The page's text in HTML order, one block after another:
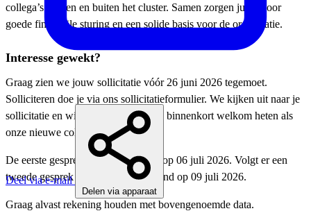
collega’s binnen en buiten het cluster. Samen zorgen jullie voor
goede financiële sturing en een solide basis voor de organisatie.
Interesse gewekt?
Graag zien we jouw sollicitatie vóór 26 juni 2026 tegemoet.
Solliciteren doe je via ons sollicitatieformulier. We kijken uit naar je
sollicitatie en wie weet mogen we je binnenkort welkom heten als
onze nieuwe collega.
De eerste gesprekken vinden plaats op 06 juli 2026. Volgt er een
tweede gesprek dan wordt dat gepland op 09 juli 2026.
Graag alvast rekening houden met bovengenoemde data.
Deel via e-mail
Delen via apparaat